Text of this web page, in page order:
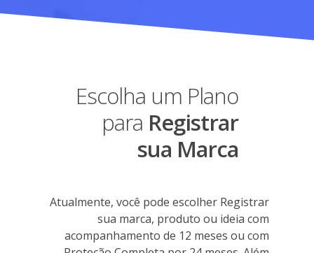
Escolha um Plano
para Registrar
sua Marca
Atualmente, você pode escolher Registrar
sua marca, produto ou ideia com
acompanhamento de 12 meses ou com